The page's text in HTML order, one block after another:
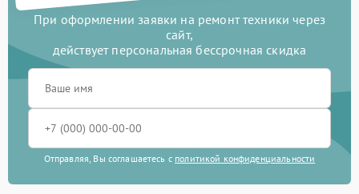
При оформлении заявки на ремонт техники через
сайт,
действует персональная бессрочная скидка
Отправляя, Вы соглашаетесь с политикой конфиденциальности